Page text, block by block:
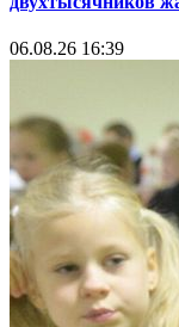
06.08.26 16:39